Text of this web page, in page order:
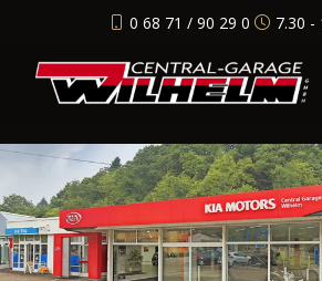
0 68 71 / 90 29 0 7.30 -